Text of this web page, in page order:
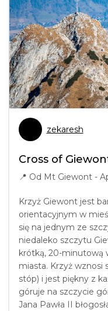
zekaresh
Cross of
📍 Od Mt Giewont -
Krzyż Giewont jest
orientacyjnym w
się na jednym ze
niedaleko szczytu
krótką, 20-minutową
miasta. Krzyż wznosi
stóp) i jest piękny z
góruje na szczycie
Jana Pawła II